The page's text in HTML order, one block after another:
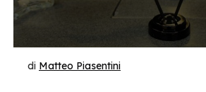
di Matteo Piasentini